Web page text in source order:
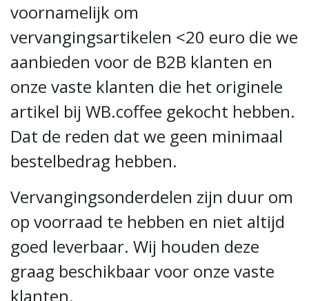
voornamelijk om
vervangingsartikelen <20 euro die we
aanbieden voor de B2B klanten en
onze vaste klanten die het originele
artikel bij WB.coffee gekocht hebben.
Dat de reden dat we geen minimaal
bestelbedrag hebben.
Vervangingsonderdelen zijn duur om
op voorraad te hebben en niet altijd
goed leverbaar. Wij houden deze
graag beschikbaar voor onze vaste
klanten.